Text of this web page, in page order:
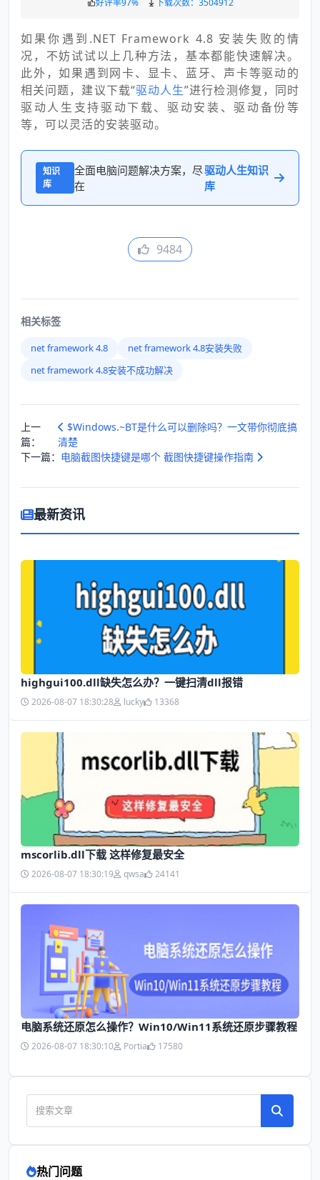
好评率97% 下载次数：3504912
如果你遇到.NET Framework 4.8 安装失败的情
况，不妨试试以上几种方法，基本都能快速解决。
此外，如果遇到网卡、显卡、蓝牙、声卡等驱动的
相关问题，建议下载“驱动人生”进行检测修复，同时
驱动人生支持驱动下载、驱动安装、驱动备份等
等，可以灵活的安装驱动。
知识
库
全面电脑问题解决方案，尽
在
驱动人生知识
库
9484
相关标签
net framework 4.8
net framework 4.8安装失败
net framework 4.8安装不成功解决
上一
篇：
$Windows.~BT是什么可以删除吗？一文带你彻底搞
清楚
下一篇： 电脑截图快捷键是哪个 截图快捷键操作指南
最新资讯
highgui100.dll缺失怎么办？一键扫清dll报错
2026-08-07 18:30:28 lucky 13368
mscorlib.dll下载 这样修复最安全
2026-08-07 18:30:19 qwsa 24141
电脑系统还原怎么操作？Win10/Win11系统还原步骤教程
2026-08-07 18:30:10 Portia 17580
热门问题